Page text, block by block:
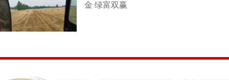
金 绿富双赢